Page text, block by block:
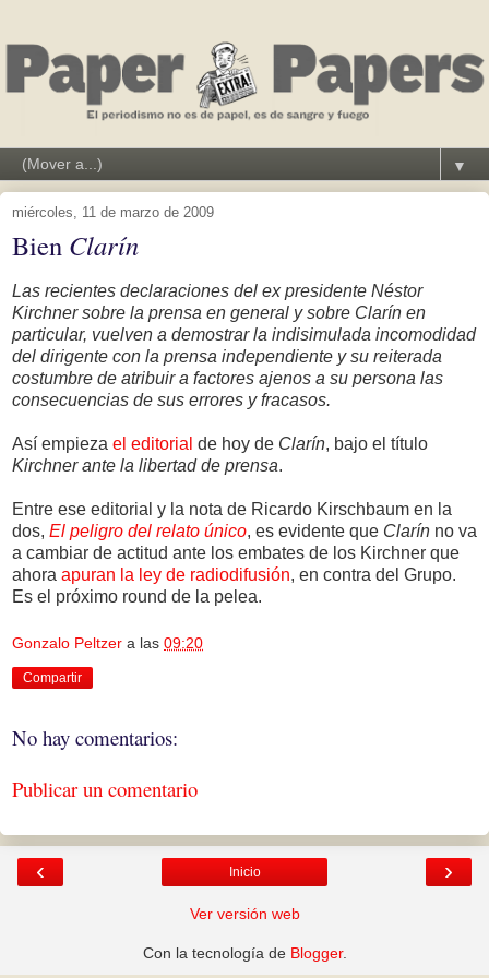
▼
miércoles, 11 de marzo de 2009
Bien Clarín
Las recientes declaraciones del ex presidente Néstor
Kirchner sobre la prensa en general y sobre Clarín en
particular, vuelven a demostrar la indisimulada incomodidad
del dirigente con la prensa independiente y su reiterada
costumbre de atribuir a factores ajenos a su persona las
consecuencias de sus errores y fracasos.
Así empieza el editorial de hoy de Clarín, bajo el título
Kirchner ante la libertad de prensa.
Entre ese editorial y la nota de Ricardo Kirschbaum en la
dos, El peligro del relato único, es evidente que Clarín no va
a cambiar de actitud ante los embates de los Kirchner que
ahora apuran la ley de radiodifusión, en contra del Grupo.
Es el próximo round de la pelea.
Gonzalo Peltzer a las 09:20
Compartir
No hay comentarios:
Publicar un comentario
‹ ›
Inicio
Ver versión web
Con la tecnología de Blogger.